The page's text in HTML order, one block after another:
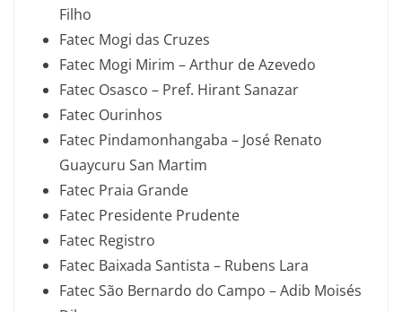
Filho
Fatec Mogi das Cruzes
Fatec Mogi Mirim – Arthur de Azevedo
Fatec Osasco – Pref. Hirant Sanazar
Fatec Ourinhos
Fatec Pindamonhangaba – José Renato
Guaycuru San Martim
Fatec Praia Grande
Fatec Presidente Prudente
Fatec Registro
Fatec Baixada Santista – Rubens Lara
Fatec São Bernardo do Campo – Adib Moisés